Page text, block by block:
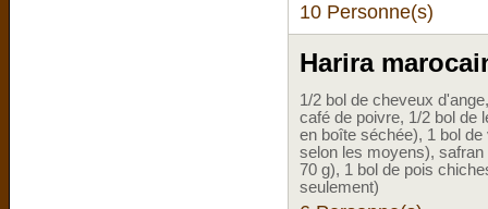
10 Personne(s)
Harira
1/2 bol de cheveux
café de poivre, 1/2 bol de
en boîte séchée), 1 bol
selon les moyens), safran
70 g), 1 bol de pois
seulement)